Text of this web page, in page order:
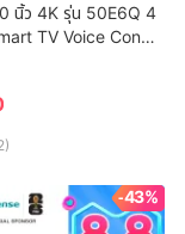
นิ้ว 4K รุ่น 50E6Q 4
TV Voice Contr
Netflix & Youtube
T2 / USB2.0 /
Virtual X / Dolby
)
-43%